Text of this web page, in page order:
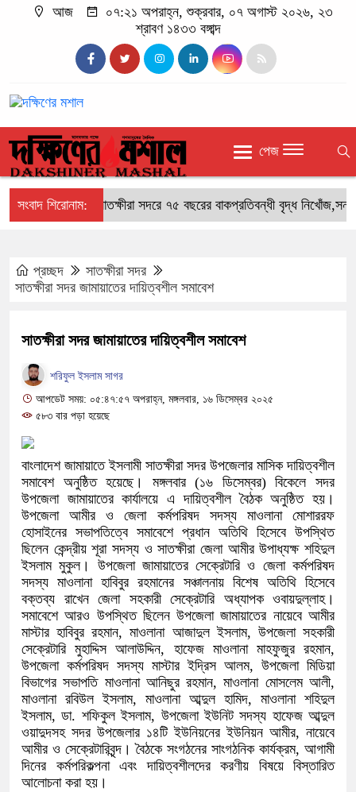
আজ
০৭:২১ অপরাহ্ন, শুক্রবার, ০৭ অগাস্ট ২০২৬, ২৩
শ্রাবণ ১৪৩৩ বঙ্গাব্দ
পেজ
সংবাদ শিরোনাম:সাতক্ষীরা সদরে ৭৫ বছরের বাকপ্রতিবন্ধী বৃদ্ধ নিখোঁজ,সন্ধান
প্রচ্ছদ
সাতক্ষীরা সদর
সাতক্ষীরা সদর জামায়াতের দায়িত্বশীল সমাবেশ
সাতক্ষীরা সদর জামায়াতের দায়িত্বশীল সমাবেশ
শরিফুল ইসলাম সাগর
আপডেট সময়: ০৫:৪৭:৫৭ অপরাহ্ন, মঙ্গলবার, ১৬ ডিসেম্বর ২০২৫
৫৮৩ বার পড়া হয়েছে
বাংলাদেশ জামায়াতে ইসলামী সাতক্ষীরা সদর উপজেলার মাসিক দায়িত্বশীল
সমাবেশ অনুষ্ঠিত হয়েছে। মঙ্গলবার (১৬ ডিসেম্বর) বিকেলে সদর
উপজেলা জামায়াতের কার্যালয়ে এ দায়িত্বশীল বৈঠক অনুষ্ঠিত হয়।
উপজেলা আমীর ও জেলা কর্মপরিষদ সদস্য মাওলানা মোশাররফ
হোসাইনের সভাপতিত্বে সমাবেশে প্রধান অতিথি হিসেবে উপস্থিত
ছিলেন কেন্দ্রীয় শূরা সদস্য ও সাতক্ষীরা জেলা আমীর উপাধ্যক্ষ শহিদুল
ইসলাম মুকুল। উপজেলা জামায়াতের সেক্রেটারি ও জেলা কর্মপরিষদ
সদস্য মাওলানা হাবিবুর রহমানের সঞ্চালনায় বিশেষ অতিথি হিসেবে
বক্তব্য রাখেন জেলা সহকারী সেক্রেটারি অধ্যাপক ওবায়দুল্লাহ।
সমাবেশে আরও উপস্থিত ছিলেন উপজেলা জামায়াতের নায়েবে আমীর
মাস্টার হাবিবুর রহমান, মাওলানা আজাদুল ইসলাম, উপজেলা সহকারী
সেক্রেটারি মুহাদ্দিস আলাউদ্দিন, হাফেজ মাওলানা মাহফুজুর রহমান,
উপজেলা কর্মপরিষদ সদস্য মাস্টার ইদ্রিস আলম, উপজেলা মিডিয়া
বিভাগের সভাপতি মাওলানা আনিছুর রহমান, মাওলানা মোসলেম আলী,
মাওলানা রবিউল ইসলাম, মাওলানা আব্দুল হামিদ, মাওলানা শহিদুল
ইসলাম, ডা. শফিকুল ইসলাম, উপজেলা ইউনিট সদস্য হাফেজ আব্দুল
ওয়াদুদসহ সদর উপজেলার ১৪টি ইউনিয়নের ইউনিয়ন আমীর, নায়েবে
আমীর ও সেক্রেটারিবৃন্দ। বৈঠকে সংগঠনের সাংগঠনিক কার্যক্রম, আগামী
দিনের কর্মপরিকল্পনা এবং দায়িত্বশীলদের করণীয় বিষয়ে বিস্তারিত
আলোচনা করা হয়।